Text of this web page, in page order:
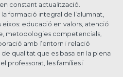
constant actualització.
formació integral de l’alumnat,
educació en valors, atenció
metodologies competencials,
amb l’entorn i relació
qualitat que es basa en la plena
professorat, les famílies i